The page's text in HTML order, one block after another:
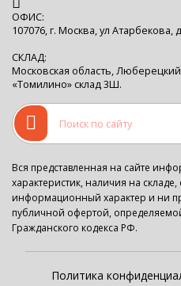
ОФИС:
107076, г. Москва, ул Атарбекова,
СКЛАД:
Московская область,
«Томилино» склад 3Ш.
Вся представленная на сайте
характеристик, наличия на
информационный характер и ни
публичной офертой,
Гражданского кодекса РФ.
Политика